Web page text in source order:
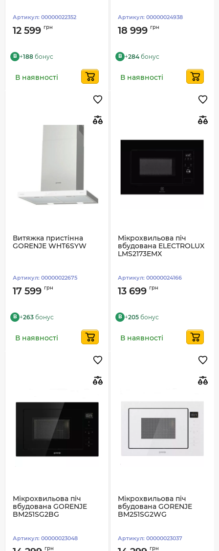
Артикул: 00000022352
12 599 грн
B +188 бонус
В наявності
Артикул: 00000024938
18 999 грн
B +284 бонус
В наявності
Витяжка пристінна
GORENJE WHT6SYW
Артикул: 00000022675
17 599 грн
B +263 бонус
В наявності
Мікрохвильова піч
вбудована ELECTROLUX
LMS2173EMX
Артикул: 00000024166
13 699 грн
B +205 бонус
В наявності
Мікрохвильова піч
вбудована GORENJE
BM251SG2BG
Артикул: 00000023048
грн
Мікрохвильова піч
вбудована GORENJE
BM251SG2WG
Артикул: 00000023037
грн